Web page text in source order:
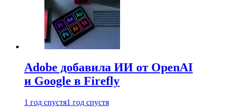
Adobe добавила ИИ от OpenAI
и Google в Firefly
1 год спустя1 год спустя